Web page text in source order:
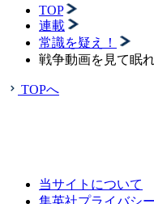
TOP
連載
常識を疑え！
戦争動画を見て眠
TOPへ
当サイトについて
集英社プライバシ